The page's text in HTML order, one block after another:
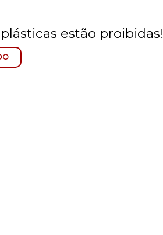
estão proibidas!